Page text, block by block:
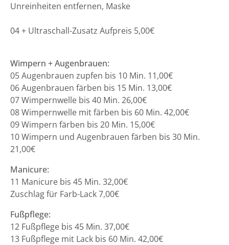
Unreinheiten entfernen, Maske
04 + Ultraschall-Zusatz Aufpreis 5,00€
Wimpern + Augenbrauen:
05 Augenbrauen zupfen bis 10 Min. 11,00€
06 Augenbrauen färben bis 15 Min. 13,00€
07 Wimpernwelle bis 40 Min. 26,00€
08 Wimpernwelle mit färben bis 60 Min. 42,00€
09 Wimpern färben bis 20 Min. 15,00€
10 Wimpern und Augenbrauen färben bis 30 Min.
21,00€
Manicure:
11 Manicure bis 45 Min. 32,00€
Zuschlag für Farb-Lack 7,00€
Fußpflege:
12 Fußpflege bis 45 Min. 37,00€
13 Fußpflege mit Lack bis 60 Min. 42,00€